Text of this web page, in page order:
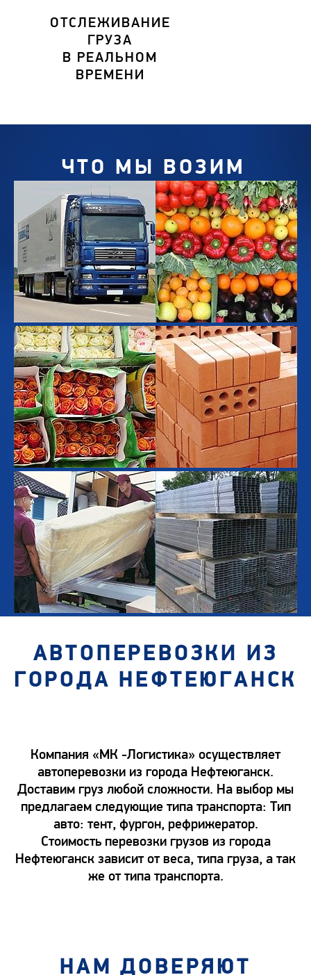
ОТСЛЕЖИВАНИЕ
ГРУЗА
В РЕАЛЬНОМ
ВРЕМЕНИ
ЧТО МЫ ВОЗИМ
АВТОПЕРЕВОЗКИ ИЗ
ГОРОДА НЕФТЕЮГАНСК
Компания «МК -Логистика» осуществляет
автоперевозки из города Нефтеюганск.
Доставим груз любой сложности. На выбор мы
предлагаем следующие типа транспорта: Тип
авто: тент, фургон, рефрижератор.
Стоимость перевозки грузов из города
Нефтеюганск зависит от веса, типа груза, а так
же от типа транспорта.
НАМ ДОВЕРЯЮТ